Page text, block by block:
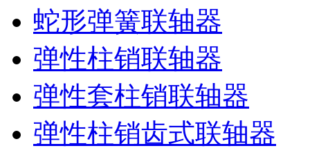
蛇形弹簧联轴器
弹性柱销联轴器
弹性套柱销联轴器
弹性柱销齿式联轴器